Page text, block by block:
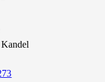
Kandel